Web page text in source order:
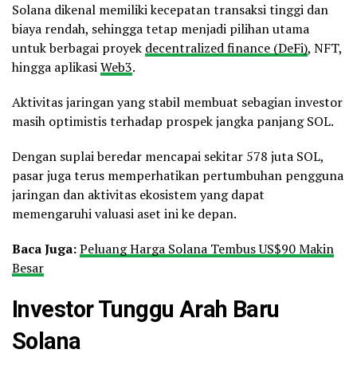
Solana dikenal memiliki kecepatan transaksi tinggi dan
biaya rendah, sehingga tetap menjadi pilihan utama
untuk berbagai proyek decentralized finance (DeFi), NFT,
hingga aplikasiWeb3.
Aktivitas jaringan yang stabil membuat sebagian investor
masih optimistis terhadap prospek jangka panjang SOL.
Dengan suplai beredar mencapai sekitar 578 juta SOL,
pasar juga terus memperhatikan pertumbuhan pengguna
jaringan dan aktivitas ekosistem yang dapat
memengaruhi valuasi aset ini ke depan.
Baca Juga:Peluang Harga Solana Tembus US$90 Makin
Besar
Investor Tunggu Arah Baru
Solana